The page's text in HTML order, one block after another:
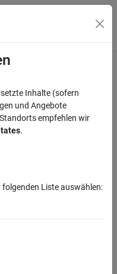
information?
Inhalte (sofern
und Angebote
empfehlen wir
.
folgenden Liste auswählen: